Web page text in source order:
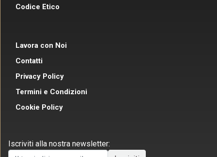
Codice Etico
Lavora con Noi
Contatti
Privacy Policy
Termini e Condizioni
Cookie Policy
Iscriviti alla nostra newsletter: